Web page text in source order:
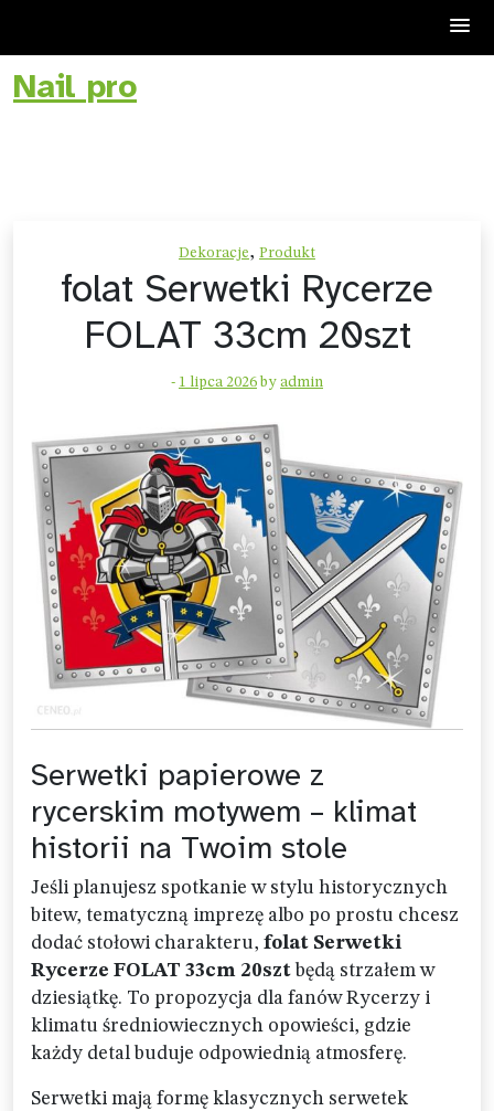
Skip
toNail pro
Dekoracje, Produkt
folat Serwetki Rycerze
FOLAT 33cm 20szt
- 1 lipca 2026 by admin
Serwetki papierowe z
rycerskim motywem – klimat
historii na Twoim stole
Jeśli planujesz spotkanie w stylu historycznych
bitew, tematyczną imprezę albo po prostu chcesz
dodać stołowi charakteru, folat Serwetki
Rycerze FOLAT 33cm 20szt będą strzałem w
dziesiątkę. To propozycja dla fanów Rycerzy i
klimatu średniowiecznych opowieści, gdzie
każdy detal buduje odpowiednią atmosferę.
Serwetki mają formę klasycznych serwetek